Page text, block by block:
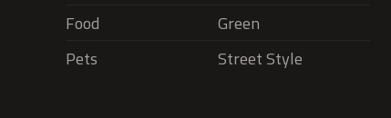
Food
Green
Pets
Street Style